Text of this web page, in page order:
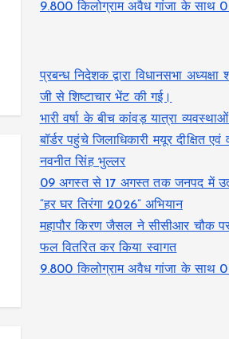
9.800 किलोग्राम अवैध गांजा के साथ
प्रबन्ध निदेशक द्वारा विधानसभा
जी से शिष्टाचार भेंट की गई।
भारी वर्षा के बीच कांवड़ यात्रा
बॉर्डर पहुंचे जिलाधिकारी मयूर दीक्षित
नवनीत सिंह भुल्लर
09 अगस्त से 17 अगस्त तक जनपद में
“हर घर तिरंगा 2026” अभियान
महापौर किरण जैसल ने सीसीआर चौक पर
फल वितरित कर किया स्वागत
9.800 किलोग्राम अवैध गांजा के साथ